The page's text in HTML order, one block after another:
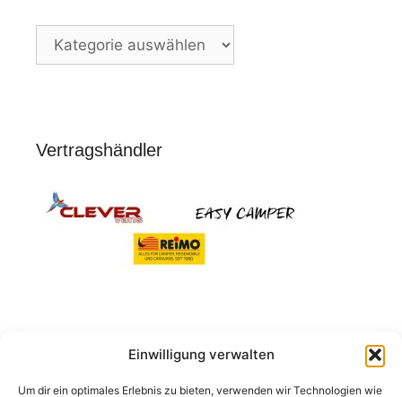
Einwilligung verwalten
Um dir ein optimales Erlebnis zu bieten, verwenden wir Technologien wie
Nach
Stichworten
Vertragshändler